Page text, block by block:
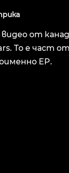
от
То е част от
EP.